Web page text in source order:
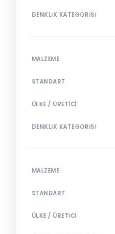
DENKLIK KATEGORISI
MALZEME
STANDART
ÜLKE / ÜRETICI
DENKLIK KATEGORISI
MALZEME
STANDART
ÜLKE / ÜRETICI